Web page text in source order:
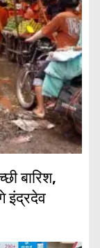
बारिश,
इंद्रदेव